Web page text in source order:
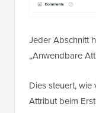
Jeder Abschnitt
„Anwendbare
Dies steuert, wie
Attribut beim